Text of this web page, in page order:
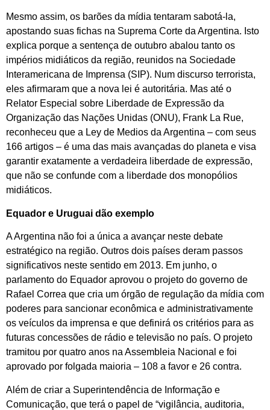
Mesmo assim, os barões da mídia tentaram sabotá-la,
apostando suas fichas na Suprema Corte da Argentina. Isto
explica porque a sentença de outubro abalou tanto os
impérios midiáticos da região, reunidos na Sociedade
Interamericana de Imprensa (SIP). Num discurso terrorista,
eles afirmaram que a nova lei é autoritária. Mas até o
Relator Especial sobre Liberdade de Expressão da
Organização das Nações Unidas (ONU), Frank La Rue,
reconheceu que a Ley de Medios da Argentina – com seus
166 artigos – é uma das mais avançadas do planeta e visa
garantir exatamente a verdadeira liberdade de expressão,
que não se confunde com a liberdade dos monopólios
midiáticos.
Equador e Uruguai dão exemplo
A Argentina não foi a única a avançar neste debate
estratégico na região. Outros dois países deram passos
significativos neste sentido em 2013. Em junho, o
parlamento do Equador aprovou o projeto do governo de
Rafael Correa que cria um órgão de regulação da mídia com
poderes para sancionar econômica e administrativamente
os veículos da imprensa e que definirá os critérios para as
futuras concessões de rádio e televisão no país. O projeto
tramitou por quatro anos na Assembleia Nacional e foi
aprovado por folgada maioria – 108 a favor e 26 contra.
Além de criar a Superintendência de Informação e
Comunicação, que terá o papel de “vigilância, auditoria,